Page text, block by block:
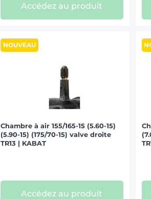
Accédez au produit
NOUVEAU
Chambre à air 155/165-15 (5.60-15)
(5.90-15) (175/70-15) valve droite
TR13 | KABAT
Accédez au produit